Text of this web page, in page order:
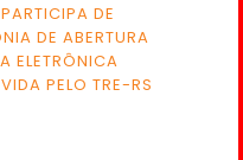
DE
DE ABERTURA
ELETRÔNICA
PELO TRE-RS